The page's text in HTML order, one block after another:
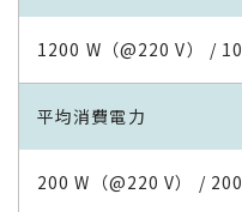
1200 W（@220 V） /
平均消費電力
200 W（@220 V） /